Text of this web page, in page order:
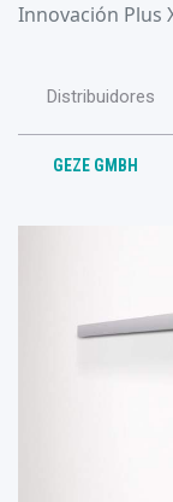
Innovación Plus
Distribuidores
GEZE GMBH